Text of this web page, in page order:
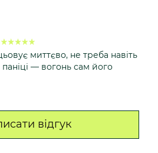
миттєво, не треба навіть
— вогонь сам його
відгук